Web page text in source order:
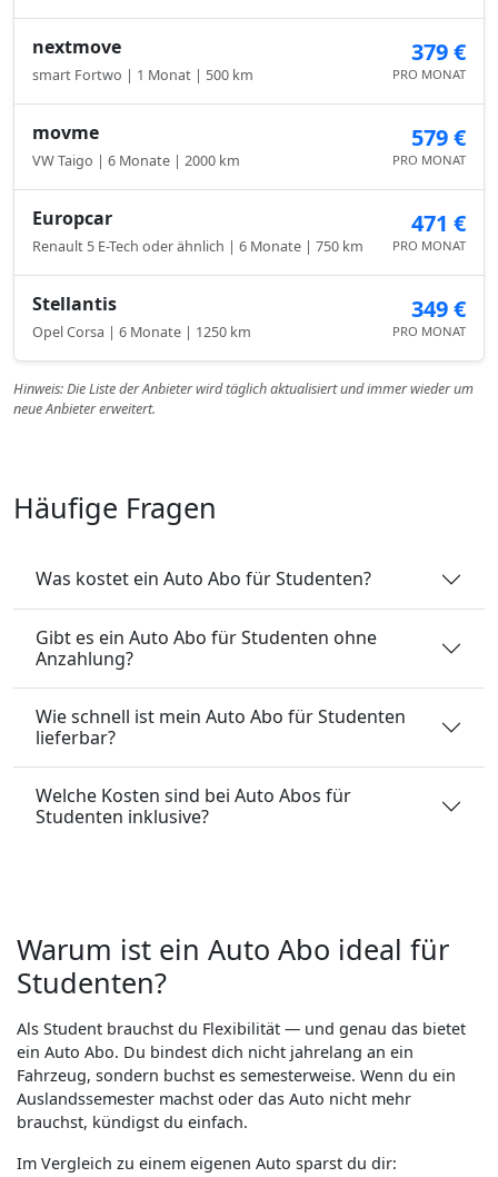
nextmove
smart Fortwo | 1 Monat | 500 km
379 €
PRO MONAT
movme
VW Taigo | 6 Monate | 2000 km
579 €
PRO MONAT
Europcar
Renault 5 E-Tech oder ähnlich | 6 Monate | 750 km
471 €
PRO MONAT
Stellantis
Opel Corsa | 6 Monate | 1250 km
349 €
PRO MONAT
Hinweis: Die Liste der Anbieter wird täglich aktualisiert und immer wieder um
neue Anbieter erweitert.
Häufige Fragen
Was kostet ein Auto Abo für Studenten?
Gibt es ein Auto Abo für Studenten ohne
Anzahlung?
Wie schnell ist mein Auto Abo für Studenten
lieferbar?
Welche Kosten sind bei Auto Abos für
Studenten inklusive?
Warum ist ein Auto Abo ideal für
Studenten?
Als Student brauchst du Flexibilität — und genau das bietet
ein Auto Abo. Du bindest dich nicht jahrelang an ein
Fahrzeug, sondern buchst es semesterweise. Wenn du ein
Auslandssemester machst oder das Auto nicht mehr
brauchst, kündigst du einfach.
Im Vergleich zu einem eigenen Auto sparst du dir: